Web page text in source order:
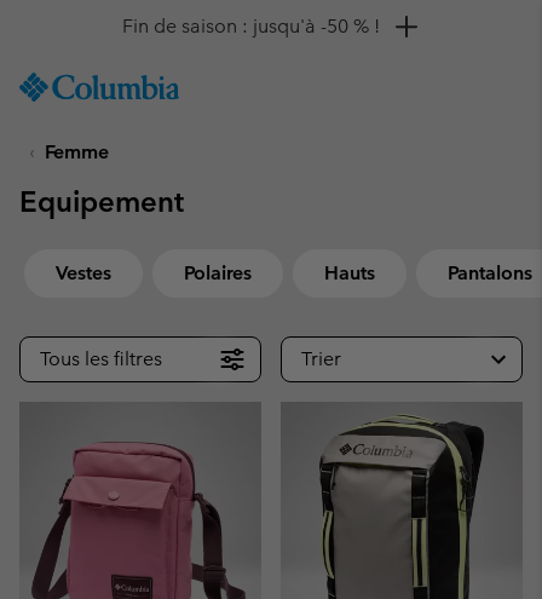
TO
SKIP
MAIN
NAV
SKIP
Remise de 10 % à saisir
Femme
Equipement
Vestes Polaires Hauts Pantalons
Tous les filtres Trier